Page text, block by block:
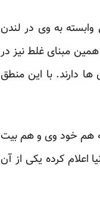
به وی در لندن
مبنای غلط نیز در
دارند. با این منطق
هم خود وی و هم بیت
اعلام کرده یکی از آن